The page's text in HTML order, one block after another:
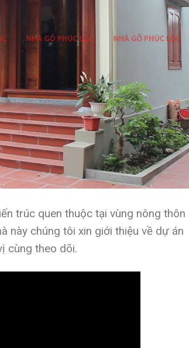
trúc quen thuộc tại vùng nông thôn
này chúng tôi xin giới thiệu về dự án
cùng theo dõi.